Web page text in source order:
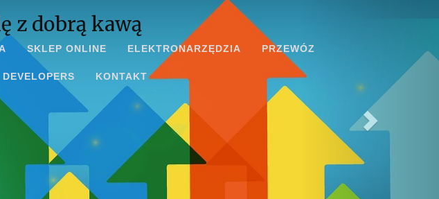
z dobrą kawą
SKLEP ONLINE ELEKTRONARZĘDZIA PRZEWÓZ
DEVELOPERS KONTAKT